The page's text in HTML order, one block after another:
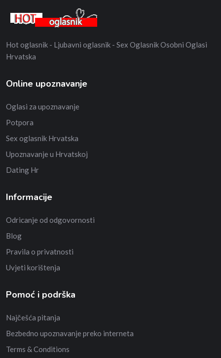
Hot oglasnik - Ljubavni oglasnik - Sex Oglasnik Osobni Oglasi
Hrvatska
Online upoznavanje
Oglasi za upoznavanje
Potpora
Sex oglasnik Hrvatska
Upoznavanje u Hrvatskoj
Dating Hr
Informacije
Odricanje od odgovornosti
Blog
Pravila o privatnosti
Uvjeti korištenja
Pomoć i podrška
Najčešća pitanja
Bezbedno upoznavanje preko interneta
Terms & Conditions